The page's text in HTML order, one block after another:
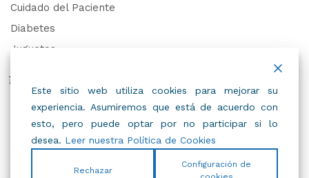
Cuidado del Paciente
Diabetes
Juguetes
Trabaja con Nosotros
Este sitio web utiliza cookies para mejorar su
experiencia. Asumiremos que está de acuerdo con
esto, pero puede optar por no participar si lo
desea. Leer nuestra Política de Cookies
Rechazar
Configuración de